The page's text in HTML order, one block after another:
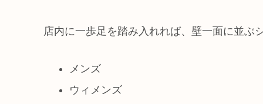
店内に一歩足を踏み入れれば、壁一面に並ぶ
メンズ
ウィメンズ